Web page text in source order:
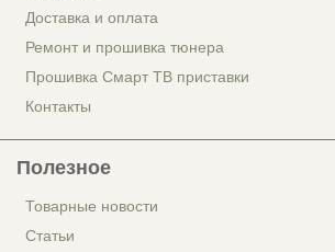
Доставка и оплата
Ремонт и прошивка тюнера
Прошивка Смарт ТВ приставки
Контакты
Полезное
Товарные новости
Статьи